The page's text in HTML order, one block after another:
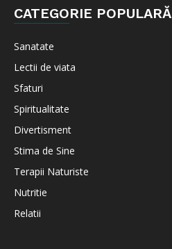
CATEGORIE POPULARĂ
Sanatate
Lectii de viata
Sfaturi
Spiritualitate
Divertisment
Stima de Sine
Terapii Naturiste
Nutritie
Relatii